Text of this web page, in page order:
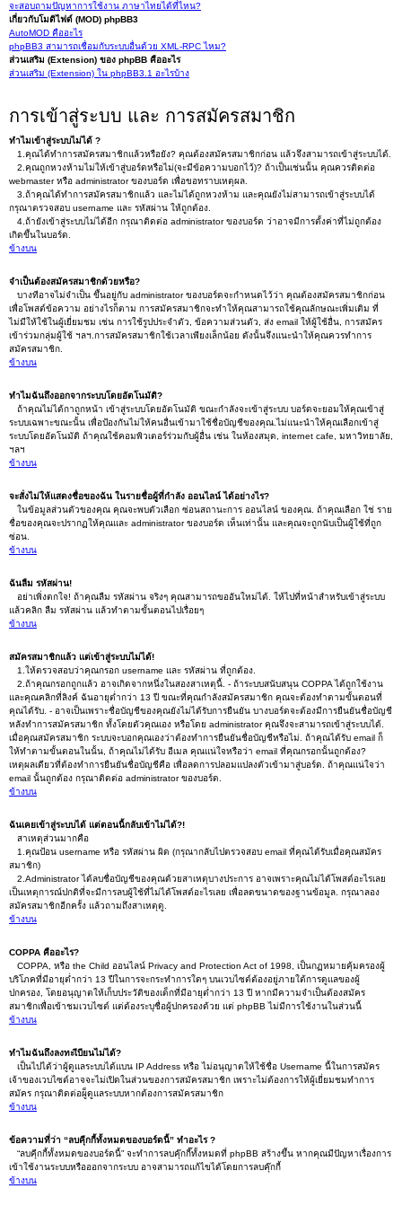
จะสอบถามปัญหาการใช้งาน ภาษาไทยได้ที่ไหน?
เกี่ยวกับโมดิไฟด์ (MOD) phpBB3
AutoMOD คืออะไร
phpBB3 สามารถเชื่อมกับระบบอื่นด้วย XML-RPC ไหม?
ส่วนเสริม (Extension) ของ phpBB คืออะไร
ส่วนเสริม (Extension) ใน phpBB3.1 อะไรบ้าง
การเข้าสู่ระบบ และ การสมัครสมาชิก
ทำไมเข้าสู่ระบบไม่ได้ ?
1.คุณได้ทำการสมัครสมาชิกแล้วหรือยัง? คุณต้องสมัครสมาชิกก่อน แล้วจึงสามารถเข้าสู่ระบบได้.
2.คุณถูกหวงห้ามไม่ให้เข้าสู่บอร์ดหรือไม่(จะมีข้อความบอกไว้)? ถ้าเป็นเช่นนั้น คุณควรติดต่อ
webmaster หรือ administrator ของบอร์ด เพื่อขอทราบเหตุผล.
3.ถ้าคุณได้ทำการสมัครสมาชิกแล้ว และไม่ได้ถูกหวงห้าม และคุณยังไม่สามารถเข้าสู่ระบบได้
กรุณาตรวจสอบ username และ รหัสผ่าน ให้ถูกต้อง.
4.ถ้ายังเข้าสู่ระบบไม่ได้อีก กรุณาติดต่อ administrator ของบอร์ด ว่าอาจมีการตั้งค่าที่ไม่ถูกต้อง
เกิดขึ้นในบอร์ด.
ข้างบน
จำเป็นต้องสมัครสมาชิกด้วยหรือ?
บางทีอาจไม่จำเป็น ขึ้นอยู่กับ administrator ของบอร์ดจะกำหนดไว้ว่า คุณต้องสมัครสมาชิกก่อน
เพื่อโพสต์ข้อความ อย่างไรก็ตาม การสมัครสมาชิกจะทำให้คุณสามารถใช้คุณลักษณะเพิ่มเติม ที่
ไม่มีให้ใช้ในผู้เยี่ยมชม เช่น การใช้รูปประจำตัว, ข้อความส่วนตัว, ส่ง email ให้ผู้ใช้อื่น, การสมัคร
เข้าร่วมกลุ่มผู้ใช้ ฯลฯ.การสมัครสมาชิกใช้เวลาเพียงเล็กน้อย ดังนั้นจึงแนะนำให้คุณควรทำการ
สมัครสมาชิก.
ข้างบน
ทำไมฉันถึงออกจากระบบโดยอัตโนมัติ?
ถ้าคุณไม่ได้กาถูกหน้า เข้าสู่ระบบโดยอัตโนมัติ ขณะกำลังจะเข้าสู่ระบบ บอร์ดจะยอมให้คุณเข้าสู่
ระบบเฉพาะขณะนั้น เพื่อป้องกันไม่ให้คนอื่นเข้ามาใช้ชื่อบัญชีของคุณ.ไม่แนะนำให้คุณเลือกเข้าสู่
ระบบโดยอัตโนมัติ ถ้าคุณใช้คอมพิวเตอร์ร่วมกับผู้อื่น เช่น ในห้องสมุด, internet cafe, มหาวิทยาลัย,
ฯลฯ
ข้างบน
จะสั่งไม่ให้แสดงชื่อของฉัน ในรายชื่อผู้ที่กำลัง ออนไลน์ ได้อย่างไร?
ในข้อมูลส่วนตัวของคุณ คุณจะพบตัวเลือก ซ่อนสถานะการ ออนไลน์ ของคุณ. ถ้าคุณเลือก ใช่ ราย
ชื่อของคุณจะปรากฏให้คุณและ administrator ของบอร์ด เห็นเท่านั้น และคุณจะถูกนับเป็นผู้ใช้ที่ถูก
ซ่อน.
ข้างบน
ฉันลืม รหัสผ่าน!
อย่าเพิ่งตกใจ! ถ้าคุณลืม รหัสผ่าน จริงๆ คุณสามารถขออันใหม่ได้. ให้ไปที่หน้าสำหรับเข้าสู่ระบบ
แล้วคลิก ลืม รหัสผ่าน แล้วทำตามขั้นตอนไปเรื่อยๆ
ข้างบน
สมัครสมาชิกแล้ว แต่เข้าสู่ระบบไม่ได้!
1.ให้ตรวจสอบว่าคุณกรอก username และ รหัสผ่าน ที่ถูกต้อง.
2.ถ้าคุณกรอกถูกแล้ว อาจเกิดจากหนึ่งในสองสาเหตุนี้. - ถ้าระบบสนับสนุน COPPA ได้ถูกใช้งาน
และคุณคลิกที่ลิงค์ ฉันอายุต่ำกว่า 13 ปี ขณะที่คุณกำลังสมัครสมาชิก คุณจะต้องทำตามขั้นตอนที่
คุณได้รับ. - อาจเป็นเพราะชื่อบัญชีของคุณยังไม่ได้รับการยืนยัน บางบอร์ดจะต้องมีการยืนยันชื่อบัญชี
หลังทำการสมัครสมาชิก ทั้งโดยตัวคุณเอง หรือโดย administrator คุณจึงจะสามารถเข้าสู่ระบบได้.
เมื่อคุณสมัครสมาชิก ระบบจะบอกคุณเองว่าต้องทำการยืนยันชื่อบัญชีหรือไม่. ถ้าคุณได้รับ email ก็
ให้ทำตามขั้นตอนในนั้น, ถ้าคุณไม่ได้รับ อีเมล คุณแน่ใจหรือว่า email ที่คุณกรอกนั้นถูกต้อง?
เหตุผลเดียวที่ต้องทำการยืนยันชื่อบัญชีคือ เพื่อลดการปลอมแปลงตัวเข้ามาสู่บอร์ด. ถ้าคุณแน่ใจว่า
email นั้นถูกต้อง กรุณาติดต่อ administrator ของบอร์ด.
ข้างบน
ฉันเคยเข้าสู่ระบบได้ แต่ตอนนี้กลับเข้าไม่ได้?!
สาเหตุส่วนมากคือ
1.คุณป้อน username หรือ รหัสผ่าน ผิด (กรุณากลับไปตรวจสอบ email ที่คุณได้รับเมื่อคุณสมัคร
สมาชิก)
2.Administrator ได้ลบชื่อบัญชีของคุณด้วยสาเหตุบางประการ อาจเพราะคุณไม่ได้โพสต์อะไรเลย
เป็นเหตุการณ์ปกติที่จะมีการลบผู้ใช้ที่ไม่ได้โพสต์อะไรเลย เพื่อลดขนาดของฐานข้อมูล. กรุณาลอง
สมัครสมาชิกอีกครั้ง แล้วถามถึงสาเหตุดู.
ข้างบน
COPPA คืออะไร?
COPPA, หรือ the Child ออนไลน์ Privacy and Protection Act of 1998, เป็นกฏหมายคุ้มครองผู้
บริโภคที่มีอายุต่ำกว่า 13 ปีในการจะกระทำการใดๆ บนเวบไซต์ต้องอยู่ภายใต้การดูแลของผู้
ปกครอง, โดยอนุญาตให้เก็บประวัติของเด็กที่มีอายุต่ำกว่า 13 ปี หากมีความจำเป็นต้องสมัคร
สมาชิกเพื่อเข้าชมเวบไซต์ แต่ต้องระบุชื่อผู้ปกครองด้วย แต่ phpBB ไม่มีการใช้งานในส่วนนี้
ข้างบน
ทำไมฉันถึงลงทะเีบียนไม่ได้?
เป็นไปได้ว่าผู้ดูแลระบบได้แบน IP Address หรือ ไม่อนุญาตให้ใช้ชื่อ Username นี้ในการสมัคร
เจ้าของเวบไซต์อาจจะไม่เปิดในส่วนของการสมัครสมาชิก เพราะไม่ต้องการให้ผู้เยี่ยมชมทำการ
สมัคร กรุณาติดต่อผู็ดูแลระบบหากต้องการสมัครสมาชิก
ข้างบน
ข้อความที่ว่า “ลบคุีกกี้ทั้งหมดของบอร์ดนี้” ทำอะไร ?
“ลบคุีกกี้ทั้งหมดของบอร์ดนี้” จะทำการลบคุ๊กกี๊ทั้งหมดที่ phpBB สร้างขึ้น หากคุณมีปัญหาเรื่องการ
เข้าใช้งานระบบหรือออกจากระบบ อาจสามารถแก้ไขได้โดยการลบคุ๊กกี้
ข้างบน